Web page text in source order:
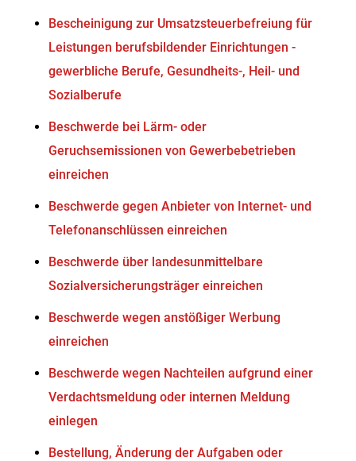
Bescheinigung zur Umsatzsteuerbefreiung für
Leistungen berufsbildender Einrichtungen -
gewerbliche Berufe, Gesundheits-, Heil- und
Sozialberufe
Beschwerde bei Lärm- oder
Geruchsemissionen von Gewerbebetrieben
einreichen
Beschwerde gegen Anbieter von Internet- und
Telefonanschlüssen einreichen
Beschwerde über landesunmittelbare
Sozialversicherungsträger einreichen
Beschwerde wegen anstößiger Werbung
einreichen
Beschwerde wegen Nachteilen aufgrund einer
Verdachtsmeldung oder internen Meldung
einlegen
Bestellung, Änderung der Aufgaben oder